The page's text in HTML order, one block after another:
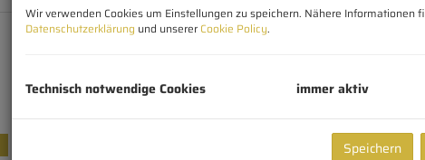
RUHIG GELEGENE 4,5
Wir verwenden Cookies um Einstellungen zu speichern. Nähere Informationen
Datenschutzerklärung und unserer Cookie Policy.
Technisch notwendige Cookies immer aktiv
Speichern